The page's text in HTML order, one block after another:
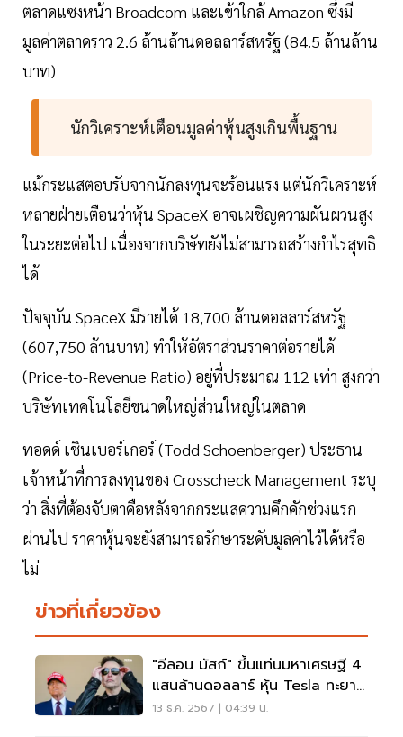
ตลาดแซงหน้า Broadcom และเข้าใกล้ Amazon ซึ่งมี
มูลค่าตลาดราว 2.6 ล้านล้านดอลลาร์สหรัฐ (84.5 ล้านล้าน
บาท)
นักวิเคราะห์เตือนมูลค่าหุ้นสูงเกินพื้นฐาน
แม้กระแสตอบรับจากนักลงทุนจะร้อนแรง แต่นักวิเคราะห์
หลายฝ่ายเตือนว่าหุ้น SpaceX อาจเผชิญความผันผวนสูง
ในระยะต่อไป เนื่องจากบริษัทยังไม่สามารถสร้างกำไรสุทธิ
ได้
ปัจจุบัน SpaceX มีรายได้ 18,700 ล้านดอลลาร์สหรัฐ
(607,750 ล้านบาท) ทำให้อัตราส่วนราคาต่อรายได้
(Price-to-Revenue Ratio) อยู่ที่ประมาณ 112 เท่า สูงกว่า
บริษัทเทคโนโลยีขนาดใหญ่ส่วนใหญ่ในตลาด
ทอดด์ เชินเบอร์เกอร์ (Todd Schoenberger) ประธาน
เจ้าหน้าที่การลงทุนของ Crosscheck Management ระบุ
ว่า สิ่งที่ต้องจับตาคือหลังจากกระแสความคึกคักช่วงแรก
ผ่านไป ราคาหุ้นจะยังสามารถรักษาระดับมูลค่าไว้ได้หรือ
ไม่
ข่าวที่เกี่ยวข้อง
"อีลอน มัสก์" ขึ้นแท่นมหาเศรษฐี 4
แสนล้านดอลลาร์ หุ้น Tesla ทะยาน
ไม่หยุด
13 ธ.ค. 2567 | 04:39 น.